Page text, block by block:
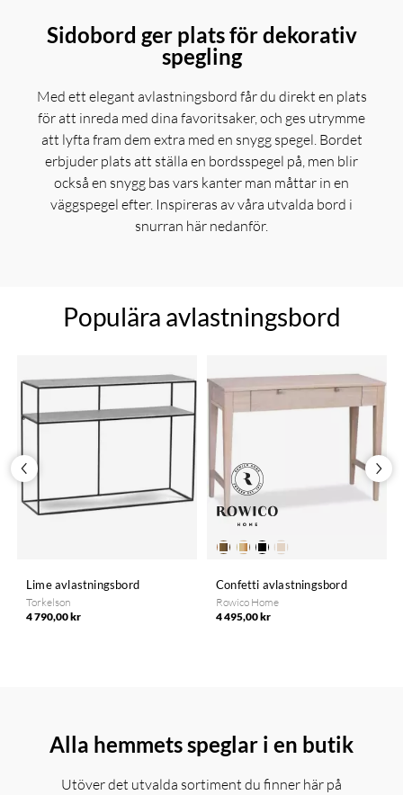
Sidobord ger plats för dekorativ
spegling
Med ett elegant avlastningsbord får du direkt en plats
för att inreda med dina favoritsaker, och ges utrymme
att lyfta fram dem extra med en snygg spegel. Bordet
erbjuder plats att ställa en bordsspegel på, men blir
också en snygg bas vars kanter man måttar in en
väggspegel efter. Inspireras av våra utvalda bord i
snurran här nedanför.
Populära avlastningsbord
Lime avlastningsbord
Torkelson
4 790,00 kr
Confetti avlastningsbord
Rowico Home
4 495,00 kr
Alla hemmets speglar i en butik
Utöver det utvalda sortiment du finner här på